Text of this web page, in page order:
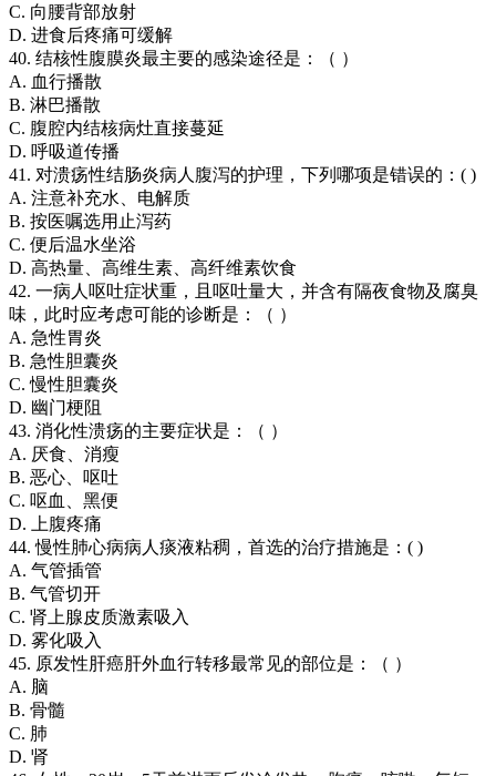
C. 向腰背部放射
D. 进食后疼痛可缓解
40. 结核性腹膜炎最主要的感染途径是：（ ）
A. 血行播散
B. 淋巴播散
C. 腹腔内结核病灶直接蔓延
D. 呼吸道传播
41. 对溃疡性结肠炎病人腹泻的护理，下列哪项是错误的：( )
A. 注意补充水、电解质
B. 按医嘱选用止泻药
C. 便后温水坐浴
D. 高热量、高维生素、高纤维素饮食
42. 一病人呕吐症状重，且呕吐量大，并含有隔夜食物及腐臭
味，此时应考虑可能的诊断是：（ ）
A. 急性胃炎
B. 急性胆囊炎
C. 慢性胆囊炎
D. 幽门梗阻
43. 消化性溃疡的主要症状是：（ ）
A. 厌食、消瘦
B. 恶心、呕吐
C. 呕血、黑便
D. 上腹疼痛
44. 慢性肺心病病人痰液粘稠，首选的治疗措施是：( )
A. 气管插管
B. 气管切开
C. 肾上腺皮质激素吸入
D. 雾化吸入
45. 原发性肝癌肝外血行转移最常见的部位是：（ ）
A. 脑
B. 骨髓
C. 肺
D. 肾